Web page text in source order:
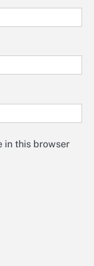
in this browser